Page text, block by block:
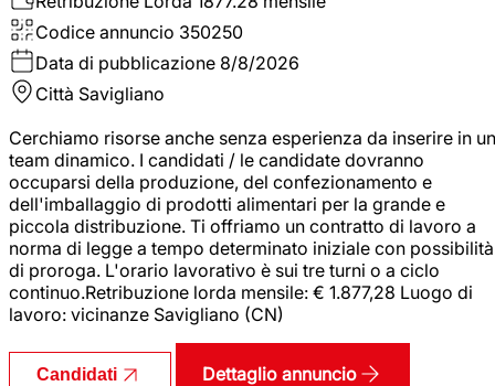
Codice annuncio 350250
Data di pubblicazione 8/8/2026
Città Savigliano
Cerchiamo risorse anche senza esperienza da inserire in un
team dinamico. I candidati / le candidate dovranno
occuparsi della produzione, del confezionamento e
dell'imballaggio di prodotti alimentari per la grande e
piccola distribuzione. Ti offriamo un contratto di lavoro a
norma di legge a tempo determinato iniziale con possibilità
di proroga. L'orario lavorativo è sui tre turni o a ciclo
continuo.Retribuzione lorda mensile: € 1.877,28 Luogo di
lavoro: vicinanze Savigliano (CN)
Candidati Dettaglio annuncio